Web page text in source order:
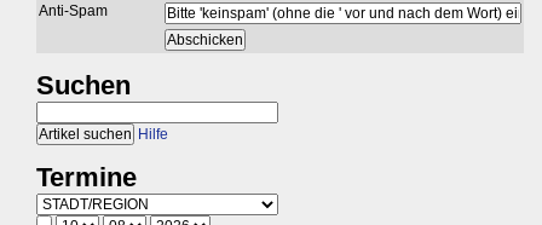
Anti-Spam
Suchen
Hilfe
Termine